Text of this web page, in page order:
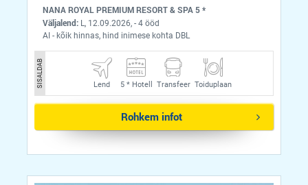
NANA ROYAL PREMIUM RESORT & SPA 5 *
Väljalend: L, 12.09.2026, - 4 ööd
AI - kõik hinnas, hind inimese kohta DBL
SISALDAB Lend 5 *Hotell Transfeer Toiduplaan
Rohkem infot